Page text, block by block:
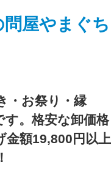
・お祭り・縁
す。格安な卸価格
額19,800円以上